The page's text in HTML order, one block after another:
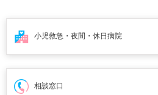
小児救急・夜間・ 休日病院
相談窓口